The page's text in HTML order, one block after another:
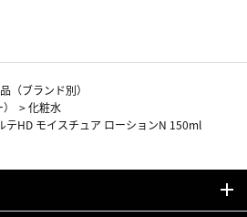
（ブランド別）
>化粧水
テHD モイスチュア ローションN 150ml